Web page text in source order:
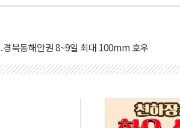
역풍에 "정부정책 아냐" 해명
방위협정' 체결… 수니파 국가들의 새 안보 협
…써밋 클라비온 59㎡ 18억원대
'극과 극'…생애최초만 경쟁 치열
러대 횡보…고래·ETF 매수에도 고유가·금리·